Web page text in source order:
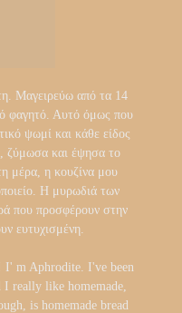
Μαγειρεύω από τα 14
φαγητό. Αυτό όμως που
ψωμί και κάθε είδος
ζύμωσα και έψησα το
μέρα, η κουζίνα μου
Η μυρωδιά των
που προσφέρουν στην
ευτυχισμένη.
I' m Aphrodite. I've been
I really like homemade,
is homemade bread